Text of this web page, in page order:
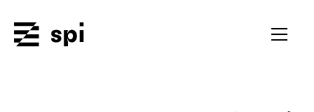
Ouvrir